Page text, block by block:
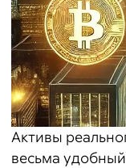
Активы
весьма